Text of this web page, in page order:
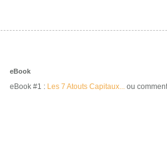
eBook
eBook #1 : Les 7 Atouts Capitaux...ou